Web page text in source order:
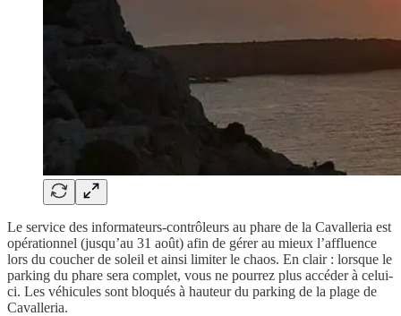
Le service des informateurs-contrôleurs au phare de la Cavalleria est
opérationnel (jusqu’au 31 août) afin de gérer au mieux l’affluence
lors du coucher de soleil et ainsi limiter le chaos. En clair : lorsque le
parking du phare sera complet, vous ne pourrez plus accéder à celui-
ci. Les véhicules sont bloqués à hauteur du parking de la plage de
Cavalleria.